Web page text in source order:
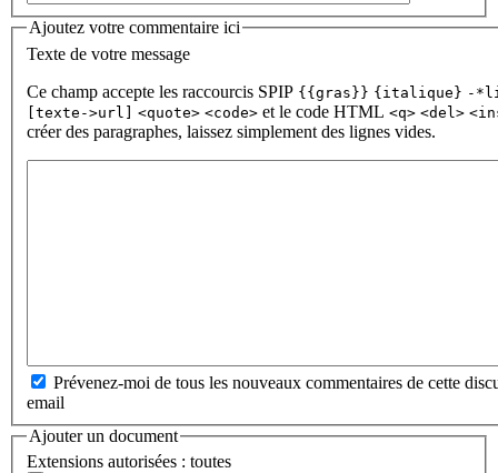
Ajoutez votre commentaire ici
Texte de votre message
Ce champ accepte les raccourcis SPIP {{gras}} {italique} -
[texte->url] <quote> <code> et le code HTML <q> <del>
créer des paragraphes, laissez simplement des lignes vides.
Prévenez-moi de tous les nouveaux commentaires de cette
email
Ajouter un document
Extensions autorisées : toutes